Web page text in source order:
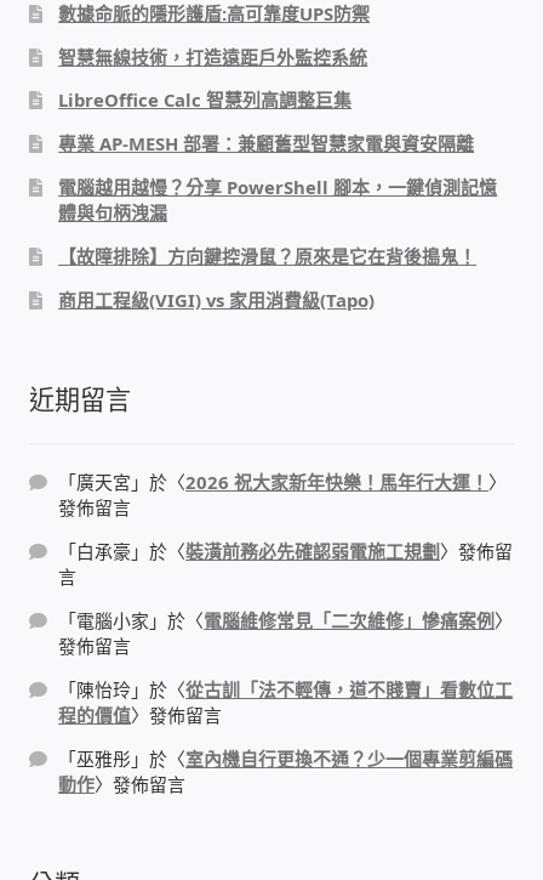
感應式門鎖、電子鎖
電梯樓層刷卡管制
停車場、社區大樓 車道管制系統
風速傳感器+PLC自動控制
智慧櫃
電子鎖 凱特安Kwikset
電子模組電路模塊
智慧電錶、儲值、雲端 電子式電錶
數據命脈的隱形護盾:高可靠度UPS防禦
智慧無線技術，打造遠距戶外監控系統
LibreOffice Calc 智慧列高調整巨集
專業 AP-MESH 部署：兼顧舊型智慧家電與資安隔離
電腦越用越慢？分享 PowerShell 腳本，一鍵偵測記憶
體與句柄洩漏
【故障排除】方向鍵控滑鼠？原來是它在背後搗鬼！
商用工程級(VIGI) vs 家用消費級(Tapo)
近期留言
「廣天宮 」於〈2026 祝大家新年快樂！馬年行大運！ 〉
發佈留言
「白承豪 」於〈裝潢前務必先確認弱電施工規劃 〉發佈留
言
「電腦小家 」於〈電腦維修常見「二次維修」慘痛案例〉
發佈留言
「陳怡玲 」於〈從古訓「法不輕傳，道不賤賣」看數位工
程的價值〉發佈留言
「巫雅彤 」於〈室內機自行更換不通？少一個專業剪編碼
動作〉發佈留言